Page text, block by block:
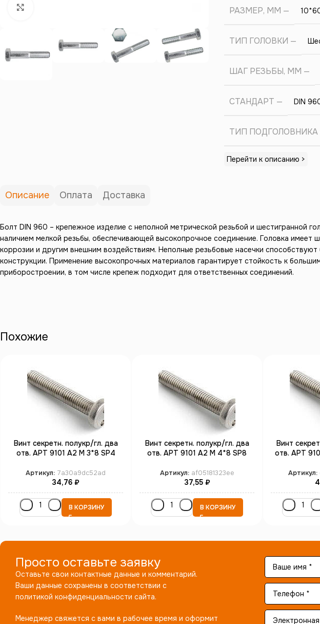
РАЗМЕР, ММ
ТИП ГОЛОВКИ
ШАГ РЕЗЬБЫ, ММ
СТАНДАРТ DIN
ТИП ПОДГОЛОВНИКА
Перейти к описанию >
Описание Оплата Доставка
Болт DIN 960 – крепежное изделие с неполной метрической резьбой и шестигранной
наличием мелкой резьбы, обеспечивающей высокопрочное соединение. Головка
коррозии и другим внешним воздействиям. Неполные резьбовые насечки
конструкции. Применение высокопрочных материалов гарантирует стойкость к
приборостроении, в том числе крепеж подходит для ответственных соединений.
Похожие
Винт секретн. полукр/гл. два
отв. АРТ 9101 А2 M 3*8 SP4
Артикул: 7a30a9dc52ad
34,76 ₽
В КОРЗИНУ
Винт секретн. полукр/гл. два
отв. АРТ 9101 А2 M 4*8 SP8
Артикул: af05181323ee
37,55 ₽
В КОРЗИНУ
Винт
отв. АРТ
Артикул:
Просто оставьте заявку
Оставьте свои контактные данные и комментарий.
Ваши данные сохранены в соответствии с
политикой конфиденциальности сайта.
Менеджер свяжется с вами в рабочее время и оформит